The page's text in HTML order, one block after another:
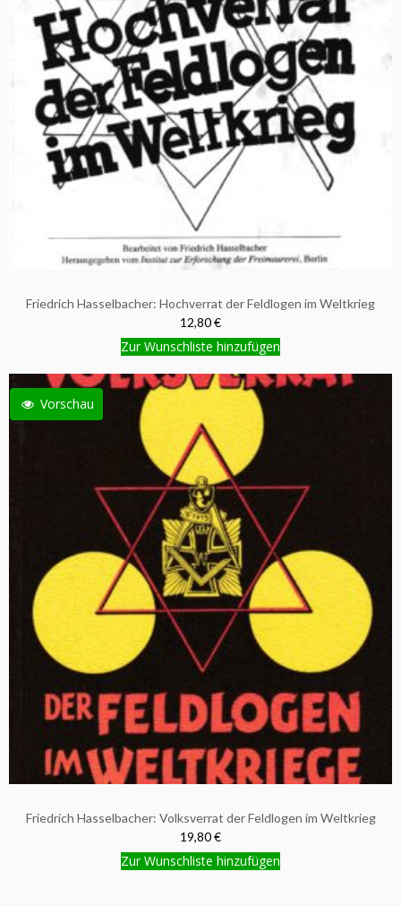
Friedrich Hasselbacher: Hochverrat der Feldlogen im Weltkrieg
12,80 €
Zur Wunschliste hinzufügen
Vorschau
Friedrich Hasselbacher: Volksverrat der Feldlogen im Weltkrieg
19,80 €
Zur Wunschliste hinzufügen